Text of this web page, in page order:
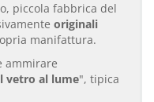
piccola fabbrica del
originali
manifattura.
ammirare
vetro al lume", tipica